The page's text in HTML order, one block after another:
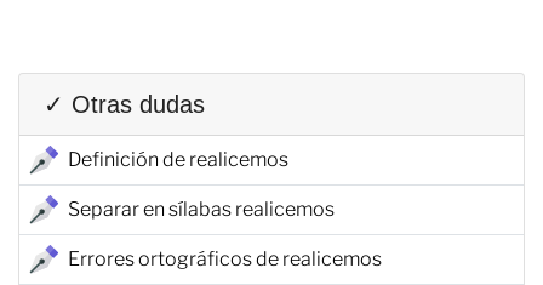
✓ Otras dudas
Definición de realicemos
Separar en sílabas realicemos
Errores ortográficos de realicemos